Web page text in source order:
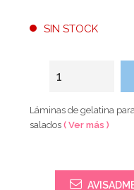
SIN STOCK
Láminas de gelatina
salados( Ver más )